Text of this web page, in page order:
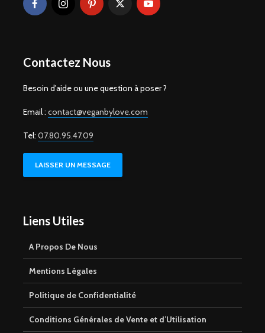
Contactez Nous
Besoin d'aide ou une question à poser ?
Email : contact@veganbylove.com
Tel: 07.80.95.47.09
LAISSER UN MESSAGE
Liens Utiles
A Propos De Nous
Mentions Légales
Politique de Confidentialité
Conditions Générales de Vente et d’Utilisation